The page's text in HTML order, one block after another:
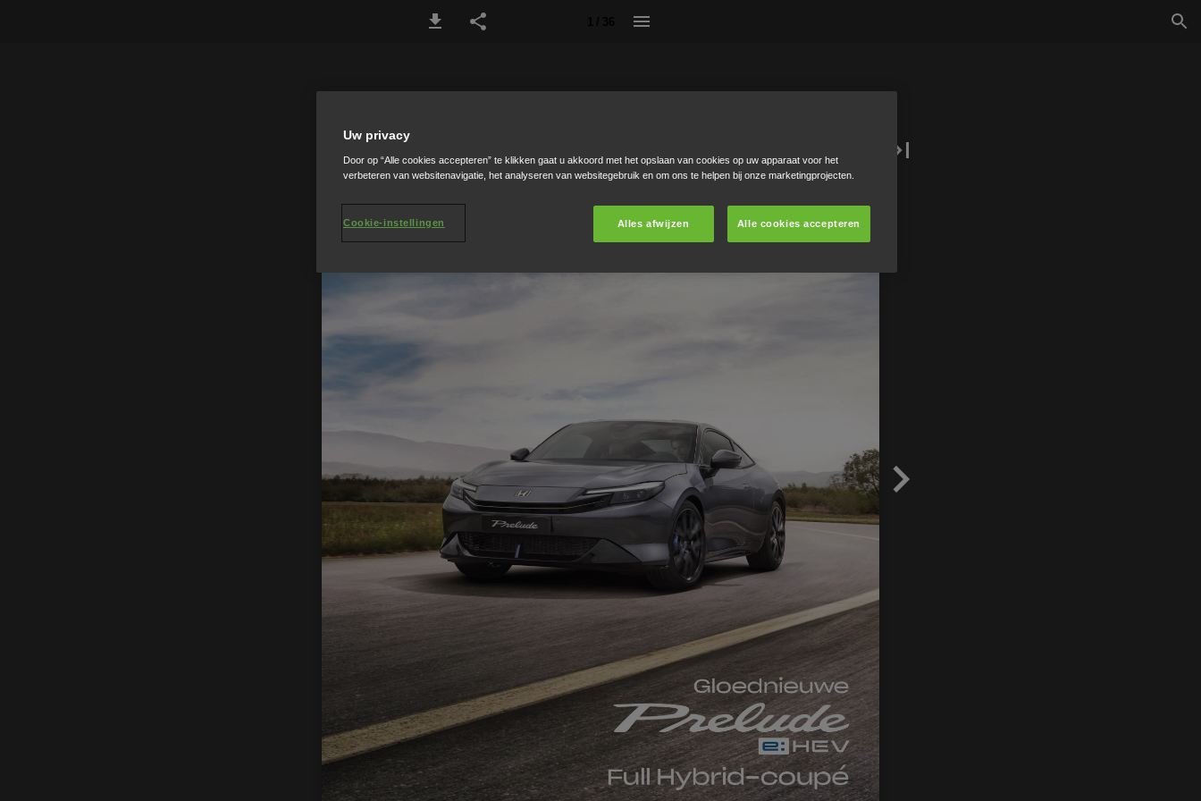
Uw privacy
Door op “Alle cookies accepteren” te klikken gaat u akkoord met het opslaan van cookies op uw apparaat voor het
verbeteren van websitenavigatie, het analyseren van websitegebruik en om ons te helpen bij onze marketingprojecten.
Alles afwijzen Alle cookies accepteren
Cookie-instellingen